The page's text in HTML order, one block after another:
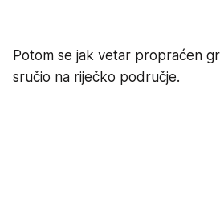
Potom se jak vetar propraćen
sručio na riječko područje.